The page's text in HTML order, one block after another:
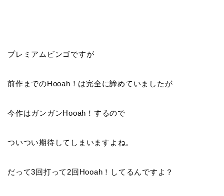
プレミアムビンゴですが
前作までのHooah！は完全に諦めていましたが
今作はガンガンHooah！するので
ついつい期待してしまいますよね。
だって3回打って2回Hooah！してるんですよ？